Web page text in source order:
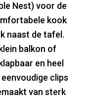
Nest) voor de
kook
naast de tafel.
balkon of
en heel
clips
van sterk